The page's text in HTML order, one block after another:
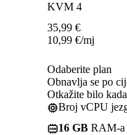
KVM 4
35,99 €
10,99 €/mj
Odaberite plan
Obnavlja se po
Otkažite bilo
Broj vCPU
16 GB RAM-a